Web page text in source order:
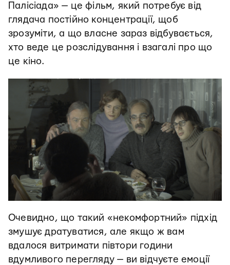
Палісіада» — це фільм, який потребує від
глядача постійно концентрації, щоб
зрозуміти, а що власне зараз відбувається,
хто веде це розслідування і взагалі про що
це кіно.
Очевидно, що такий «некомфортний» підхід
змушує дратуватися, але якщо ж вам
вдалося витримати півтори години
вдумливого перегляду — ви відчуєте емоції